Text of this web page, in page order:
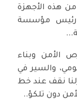
هذه الأجهزة
رئيس مؤسسة
الأمن وبناء
والسير في
زلنا نقف عند خط
دون تلكؤ..